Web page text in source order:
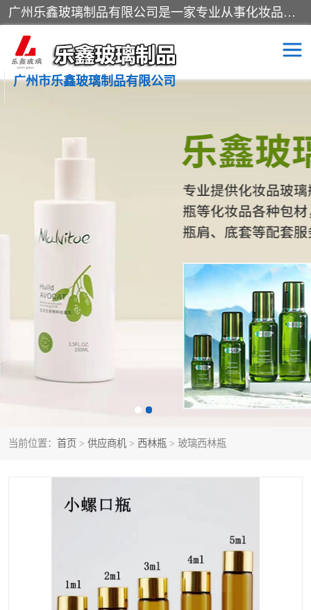
广州乐鑫玻璃制品有限公司是一家专业从事化妆品瓶子、化妆品玻璃瓶子、膏霜瓶、化妆品玻璃瓶等产品的集开发研制、生产、销售于一体的实业型玻璃制品生产企业。产品从设计、开模、试样、生产、蒙砂、抛光、喷涂、高低温单色及多色印刷，烫金（银）到交货实现一条龙服务。
广州市乐鑫玻璃制品有限公司
当前位置： 首页 > 供应商机 > 西林瓶 > 玻璃西林瓶
化妆品包装瓶 香水包装瓶
化妆品玻璃瓶
玻璃瓶
拉管瓶